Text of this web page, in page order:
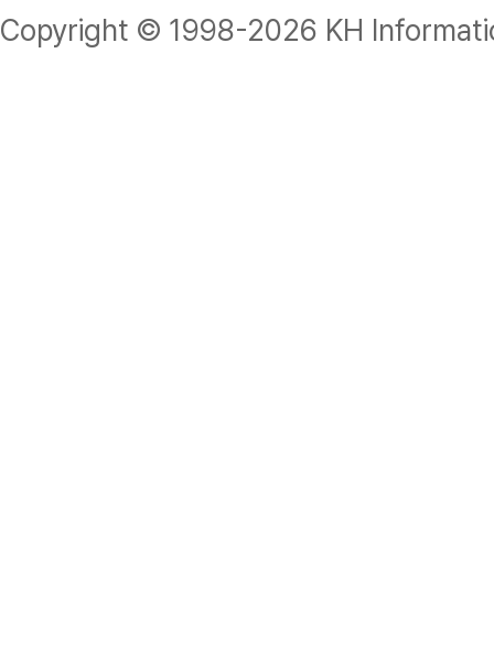
Copyright © 1998-2026 KH